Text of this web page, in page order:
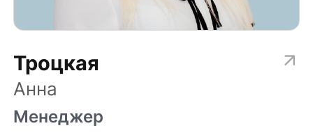
Троцкая
Анна
Менеджер